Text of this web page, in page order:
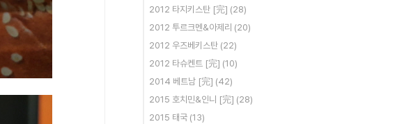
2012 타지키스탄 [完] (28)
2012 투르크멘&아제리 (20)
2012 우즈베키스탄 (22)
2012 타슈켄트 [完] (10)
2014 베트남 [完] (42)
2015 호치민&인니 [完] (28)
2015 태국 (13)